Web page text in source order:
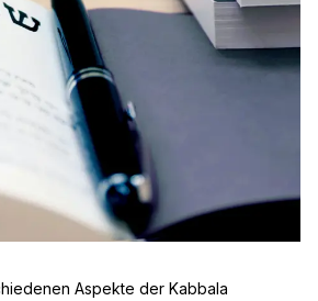
Aspekte der Kabbala